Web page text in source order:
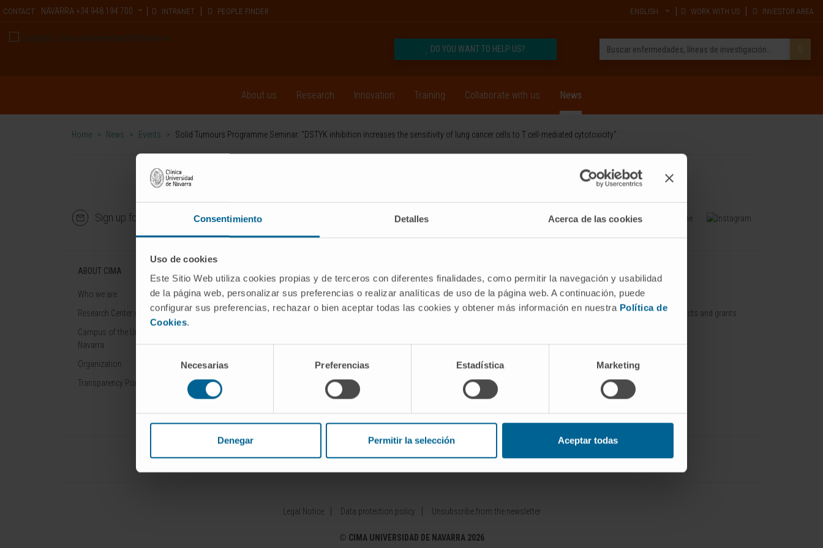
Consentimiento Detalles Acerca de las cookies
Uso de cookies
Este Sitio Web utiliza cookies propias y de terceros con diferentes finalidades, como permitir la navegación y usabilidad
de la página web, personalizar sus preferencias o realizar analíticas de uso de la página web. A continuación, puede
configurar sus preferencias, rechazar o bien aceptar todas las cookies y obtener más información en nuestra Política de
Cookies.
consentimiento
Necesarias Preferencias Estadística Marketing
Denegar Permitir la selección Aceptar todas
CONTACT NAVARRA +34 948 194 700 INTRANET PEOPLE FINDER ENGLISH WORK WITH US INVESTOR AREA
DO YOU WANT TO HELP US?
About us Research Innovation Training Collaborate with us News
Home > News > Events > Solid Tumours Programme Seminar: "DSTYK inhibition increases the sensitivity of lung cancer cells to T cell-mediated cytotoxicity".
Sign up for our newsletter SUBSCRIBE
ABOUT CIMA
Who we are
Research Center of the Clinica
Campus of the Universidad de
Navarra
Organization
Transparency Portal
Cancer
Cardiovascular diseases
Rare diseases
Our Researchers
Research Programs
Scientific activity
Drug development / Pipelines
Patents
Investor Area
Training offer
Training contracts and grants
Universidad de Navarra Clínica Universidad de Navarra Cima Lab Diagnostics
Legal Notice Data protection policy Unsubscribe from the newsletter
© CIMA UNIVERSIDAD DE NAVARRA 2026